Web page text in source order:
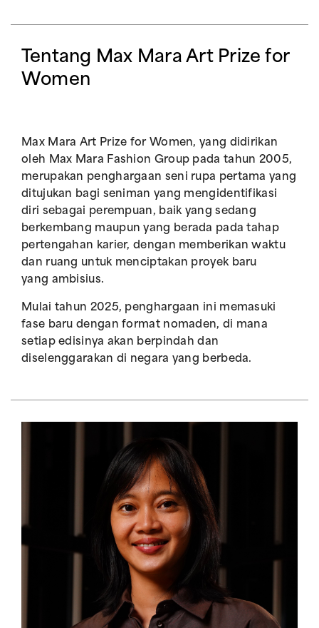
Tentang Max Mara Art Prize for
Women
Max Mara Art Prize for Women, yang didirikan
oleh Max Mara Fashion Group pada tahun 2005,
merupakan penghargaan seni rupa pertama yang
ditujukan bagi seniman yang mengidentifikasi
diri sebagai perempuan, baik yang sedang
berkembang maupun yang berada pada tahap
pertengahan karier, dengan memberikan waktu
dan ruang untuk menciptakan proyek baru
yang ambisius.
Mulai tahun 2025, penghargaan ini memasuki
fase baru dengan format nomaden, di mana
setiap edisinya akan berpindah dan
diselenggarakan di negara yang berbeda.